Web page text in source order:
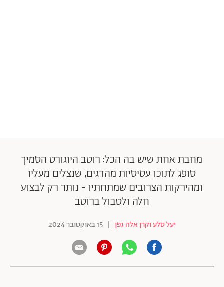
מחבת אחת שיש בה הכל: רוטב היוגורט הסמיך
סופג לתוכו עסיסיות מהדגים, שנצלים מעליו
ומהירקות הצרובים שמתחתיו - נותר רק לבצוע
חלה ולטבול ברוטב
יעל סלע וקרן אלה גפן | 15 באוקטובר 2024